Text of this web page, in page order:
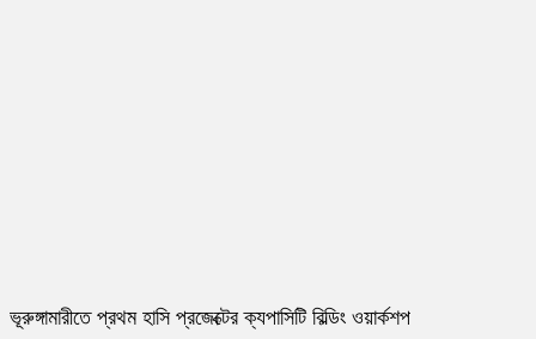
ভূরুঙ্গামারীতে প্রথম হাসি প্রজেক্টের ক্যপাসিটি বিল্ডিং ওয়ার্কশপ